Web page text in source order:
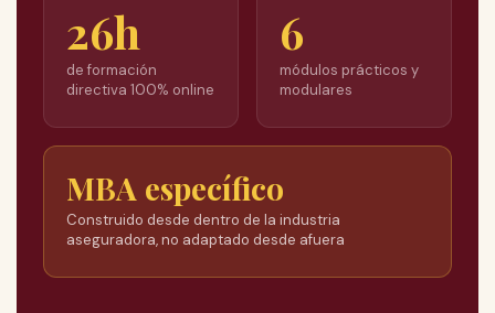
26h
de formación
directiva 100% online
6
módulos prácticos y
modulares
MBA específico
Construido desde dentro de la industria
aseguradora, no adaptado desde afuera